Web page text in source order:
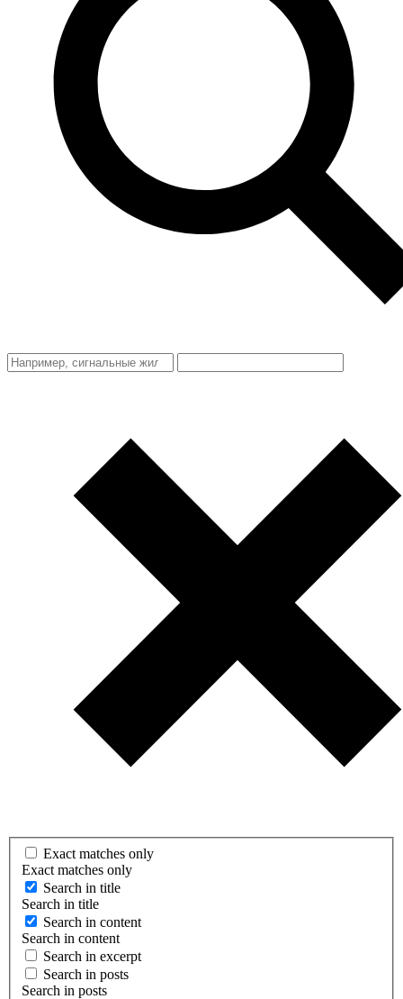
Exact matches only
Exact matches only
Search in title
Search in title
Search in content
Search in content
Search in excerpt
Search in posts
Search in posts